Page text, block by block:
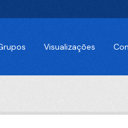
Visualizações